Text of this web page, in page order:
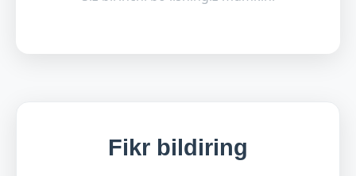
Fikr bildiring